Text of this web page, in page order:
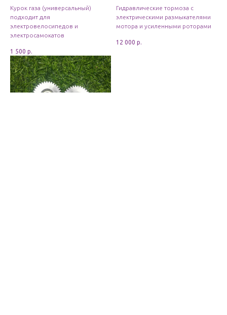
Курок газа (универсальный)
подходит для
электровелосипедов и
электросамокатов
1 500 р.
Гидравлические тормоза с
электрическими размыкателями
мотора и усиленными роторами
12 000 р.